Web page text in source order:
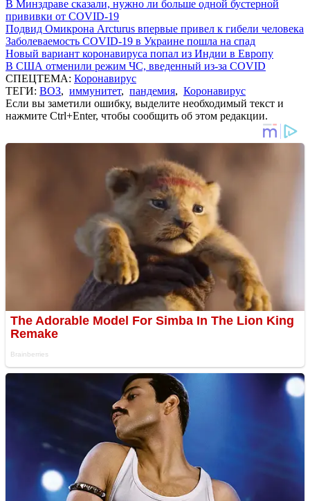
В Минздраве сказали, нужно ли больше одной бустерной
прививки от COVID-19
Подвид Омикрона Arcturus впервые привел к гибели человека
Заболеваемость COVID-19 в Украине пошла на спад
Новый вариант коронавируса попал из Индии в Европу
В США отменили режим ЧС, введенный из-за COVID
СПЕЦТЕМА: Коронавирус
ТЕГИ: ВОЗ, иммунитет, пандемия, Коронавирус
Если вы заметили ошибку, выделите необходимый текст и
нажмите Ctrl+Enter, чтобы сообщить об этом редакции.